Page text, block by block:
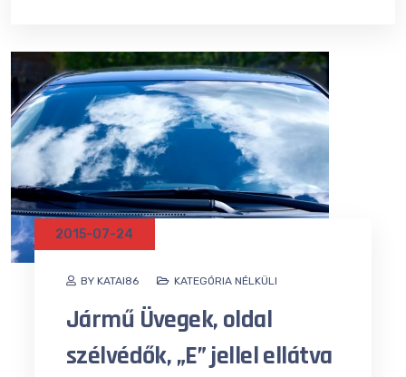
BY KATAI86
2015-07-24
KATEGÓRIA NÉLKÜLI
Jármű Üvegek, oldal
szélvédők, „E” jellel ellátva